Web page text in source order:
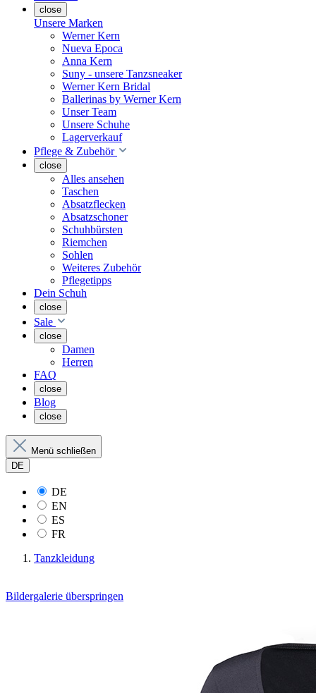
close
Unsere Marken
Werner Kern
Nueva Epoca
Anna Kern
Suny - unsere Tanzsneaker
Werner Kern Bridal
Ballerinas by Werner Kern
Unser Team
Unsere Schuhe
Lagerverkauf
Pflege & Zubehör
close
Alles ansehen
Taschen
Absatzflecken
Absatzschoner
Schuhbürsten
Riemchen
Sohlen
Weiteres Zubehör
Pflegetipps
Dein Schuh
close
Sale
close
Damen
Herren
FAQ
close
Blog
close
Menü schließen
DE
DE
EN
ES
FR
Tanzkleidung
Bildergalerie überspringen